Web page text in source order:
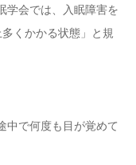
学会では、入眠障害を
くかかる状態」と規
中で何度も目が覚めて